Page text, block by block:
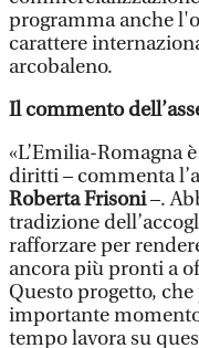
programma anche
carattere
arcobaleno.
Il commento
«L’Emilia-Romagna
diritti – commenta
Roberta Frisoni–.
tradizione
rafforzare per
ancora più pronti a
Questo progetto,
importante
tempo lavora su